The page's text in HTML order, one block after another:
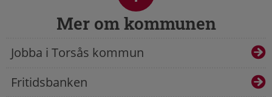
Mer om kommunen
Jobba i Torsås kommun
Fritidsbanken